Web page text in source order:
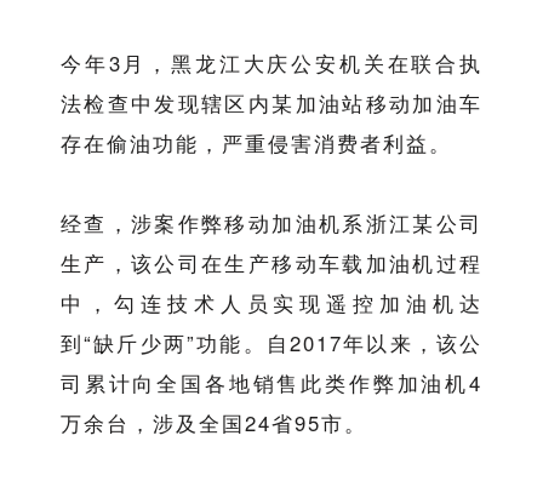
今年3月，黑龙江大庆公安机关在联合执
法检查中发现辖区内某加油站移动加油车
存在偷油功能，严重侵害消费者利益。
经查，涉案作弊移动加油机系浙江某公司
生产，该公司在生产移动车载加油机过程
中，勾连技术人员实现遥控加油机达
到“缺斤少两”功能。自2017年以来，该公
司累计向全国各地销售此类作弊加油机4
万余台，涉及全国24省95市。